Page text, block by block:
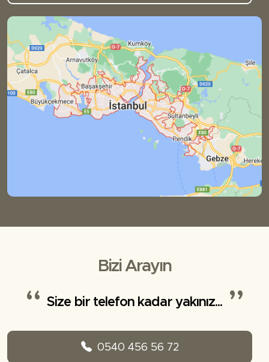
Bizi Arayın
Size bir telefon kadar yakınız...
0540 456 56 72